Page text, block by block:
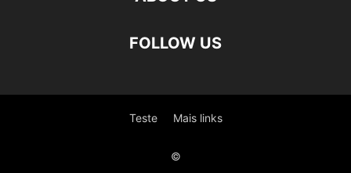
FOLLOW US
Teste Mais links
©